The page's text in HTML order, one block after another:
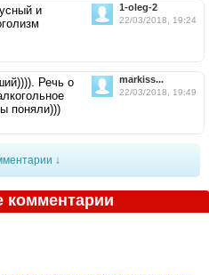
1-oleg-2
22/03/2018, 19:24
и
markiss...
22/03/2018, 19:49
Речь о
поняли)))
↓
комментарии